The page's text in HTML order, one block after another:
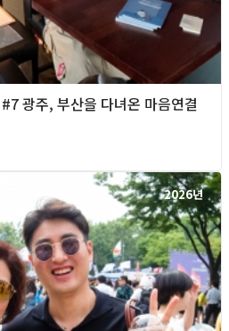
광주, 부산을 다녀온 마음연결
2026년